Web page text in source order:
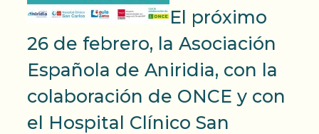
El próximo
26 de febrero, la Asociación
Española de Aniridia, con la
colaboración de ONCE y con
el Hospital Clínico San